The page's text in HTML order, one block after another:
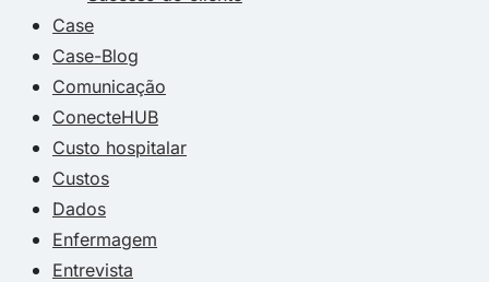
Case
Case-Blog
Comunicação
ConecteHUB
Custo hospitalar
Custos
Dados
Enfermagem
Entrevista